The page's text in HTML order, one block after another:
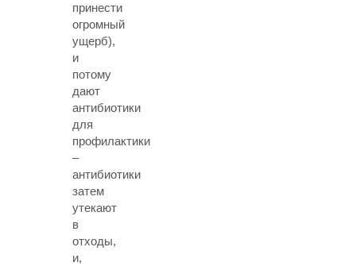
принести
огромный
ущерб),
и
потому
дают
антибиотики
для
профилактики
–
антибиотики
затем
утекают
в
отходы,
и,